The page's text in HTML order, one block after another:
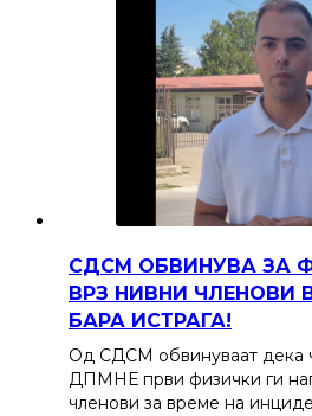
СДСМ ОБВИНУВА ЗА
ВРЗ НИВНИ ЧЛЕНОВИ
БАРА ИСТРАГА!
Од СДСМ обвинуваат
ДПМНЕ први физички ги
членови за време на